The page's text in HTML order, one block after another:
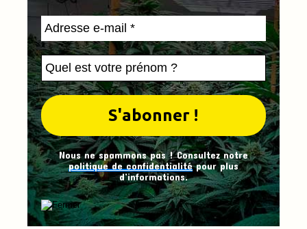
Nous ne spammons pas ! Consultez notre
politique de confidentialitépour plus
d’informations.